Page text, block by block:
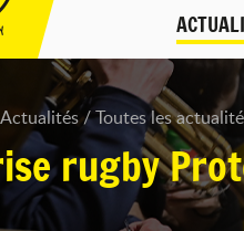
Actualités Toutes les
rugby